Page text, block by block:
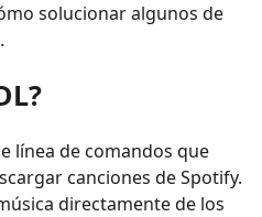
solucionar algunos de
línea de comandos que
canciones de Spotify.
directamente de los